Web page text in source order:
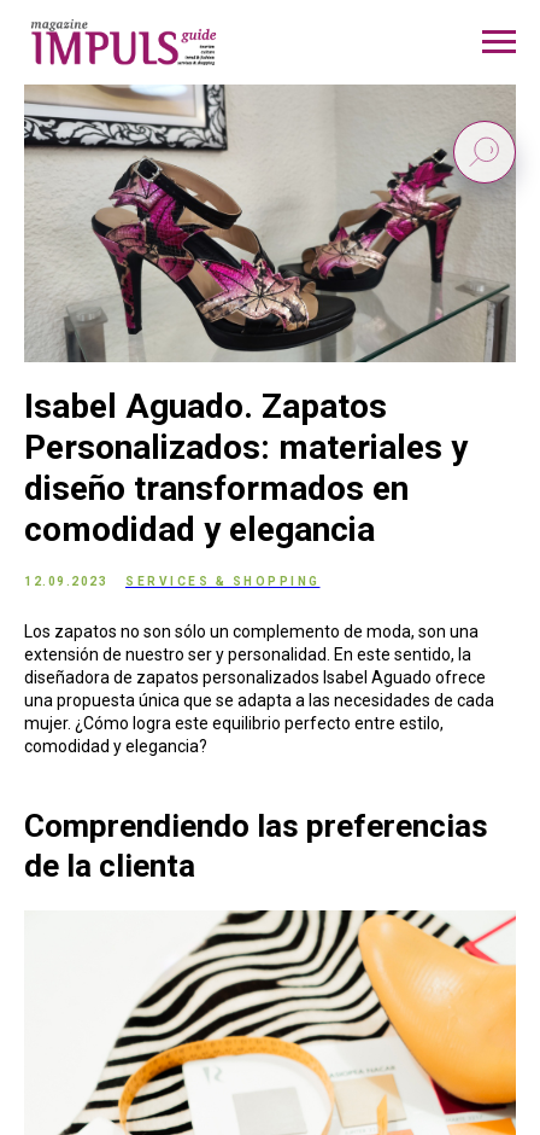
Isabel Aguado. Zapatos
Personalizados: materiales y
diseño transformados en
comodidad y elegancia
12.09.2023 SERVICES & SHOPPING
Los zapatos no son sólo un complemento de moda, son una
extensión de nuestro ser y personalidad. En este sentido, la
diseñadora de zapatos personalizados Isabel Aguado ofrece
una propuesta única que se adapta a las necesidades de cada
mujer. ¿Cómo logra este equilibrio perfecto entre estilo,
comodidad y elegancia?
Comprendiendo las preferencias
de la clienta